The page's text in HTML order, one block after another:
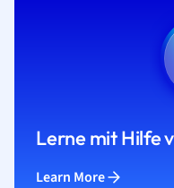
Lerne mit Hilfe
Learn More